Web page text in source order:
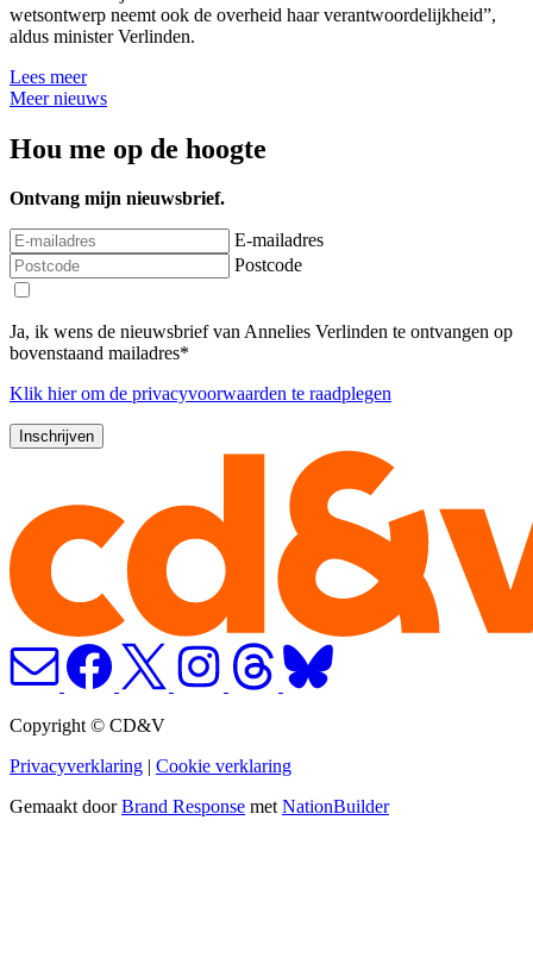
wetsontwerp neemt ook de overheid haar verantwoordelijkheid”,
aldus minister Verlinden.
Lees meer
Meer nieuws
Hou me op de hoogte
Ontvang mijn nieuwsbrief.
E-mailadres
Postcode
Ja, ik wens de nieuwsbrief van Annelies Verlinden te ontvangen op
bovenstaand mailadres*
Klik hierom de privacyvoorwaarden te raadplegen
Copyright © CD&V
Privacyverklaring | Cookie verklaring
Gemaakt doorBrand Response metNationBuilder